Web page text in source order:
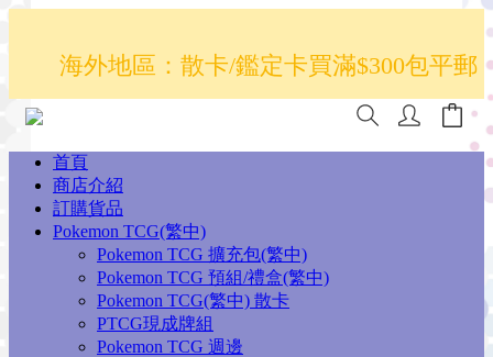
散卡買滿$100包平郵，全部產品買滿$800
順豐(香港境內)
海外地區：散卡/鑑定卡買滿$300包平郵
澳門/台灣/新加坡/馬來西亞/韓國可選擇以
散卡買滿$100包平郵，全部產品買滿$800
順豐(香港境內)
首頁
商店介紹
訂購貨品
Pokemon TCG(繁中)
Pokemon TCG 擴充包(繁中)
Pokemon TCG 預組/禮盒(繁中)
Pokemon TCG(繁中) 散卡
PTCG現成牌組
Pokemon TCG 週邊